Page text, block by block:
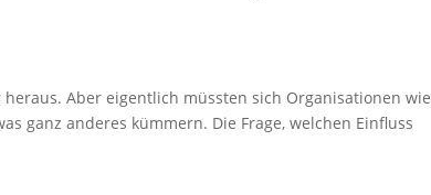
Aber eigentlich müssten sich Organisationen wie
ganz anderes kümmern. Die Frage, welchen Einfluss